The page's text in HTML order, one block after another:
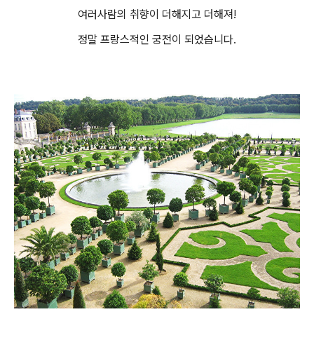
여러사람의 취향이 더해지고 더해져!
정말 프랑스적인 궁전이 되었습니다.